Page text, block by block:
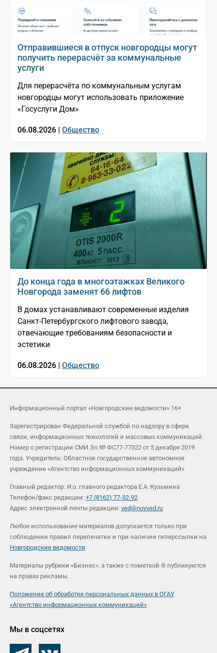
Отправившиеся в отпуск новгородцы могут
получить перерасчёт за коммунальные
услуги
Для перерасчёта по коммунальным услугам
новгородцы могут использовать приложение
«Госуслуги Дом»
06.08.2026 | Общество
До конца года в многоэтажках Великого
Новгорода заменят 66 лифтов
В домах устанавливают современные изделия
Санкт-Петербургского лифтового завода,
отвечающие требованиям безопасности и
эстетики
06.08.2026 | Общество
Информационный портал «Новгородские ведомости» 16+
Зарегистрирован Федеральной службой по надзору в сфере
связи, информационных технологий и массовых коммуникаций.
Номер о регистрации СМИ Эл № ФС77-77322 от 5 декабря 2019
года. Учредитель: Областное государственное автономное
учреждение «Агентство информационных коммуникаций»
Главный редактор: И.о. главного редактора Е.А. Кузьмина
Телефон/факс редакции: +7 (8162) 77-32-92
Адрес электронной почты редакции: ved@novved.ru
Любое использование материалов допускается только при
соблюдении правил перепечатки и при наличии гиперссылки на
Новгородские ведомости
Материалы рубрики «Бизнес», а также с пометкой ® публикуются
на правах рекламы.
Положение об обработке персональных данных в ОГАУ
«Агентство информационных коммуникаций»
Мы в соцсетях